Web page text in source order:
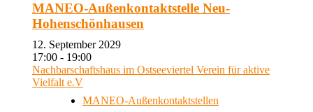
MANEO-Außenkontaktstelle Neu-
Hohenschönhausen
12. September 2029
17:00 - 19:00
Nachbarschaftshaus im Ostseeviertel Verein für aktive
Vielfalt e.V
MANEO-Außenkontaktstellen